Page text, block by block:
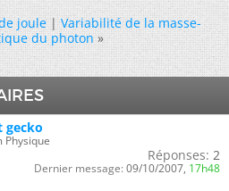
joule|Variabilité de la masse-
du photon »
gecko
Physique
Réponses: 2
Dernier message: 09/10/2007, 17h48